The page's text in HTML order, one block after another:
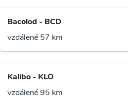
Bacolod - BCD
vzdálené 57 km
Kalibo - KLO
vzdálené 95 km